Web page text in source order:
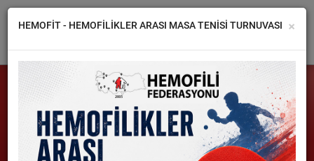
FEDERASYON
HEMOFİLİ
HABERLER
HEMOFİLİ FEDERASYONU EĞİTİM
TOPLANTISI “HEMOFİLİDE GÜNCEL
TEDAVİLER”
×
HEMOFİT - HEMOFİLİKLER ARASI MASA TENİSİ TURNUVASI